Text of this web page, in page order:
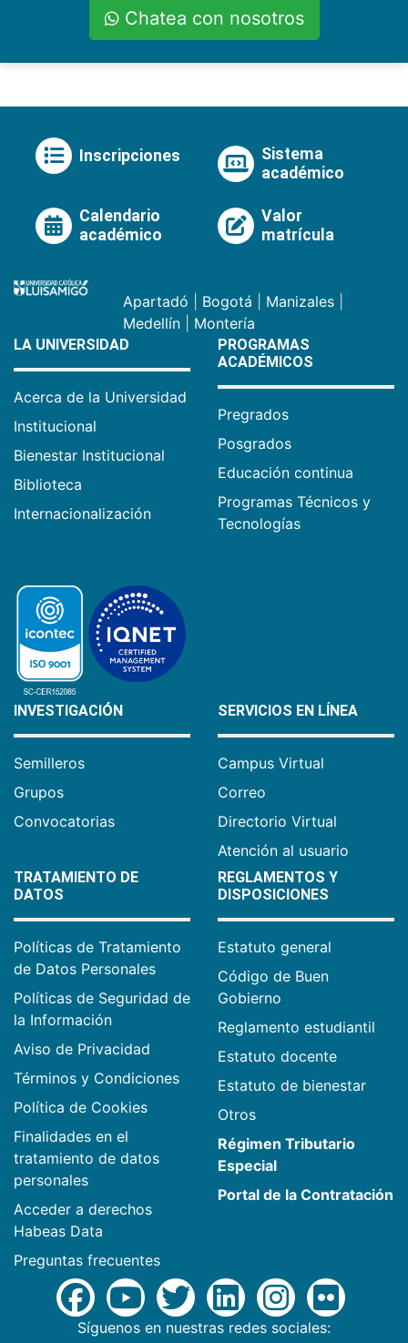
Chatea con nosotros
Inscripciones
Sistema
académico
Calendario
académico
Valor
matrícula
Apartadó Bogotá Manizales
Medellín
Montería
LA UNIVERSIDAD
Acerca de la Universidad
Institucional
Bienestar Institucional
Biblioteca
Internacionalización
PROGRAMAS
ACADÉMICOS
Pregrados
Posgrados
Educación continua
Programas Técnicos y
Tecnologías
INVESTIGACIÓN
Semilleros
Grupos
Convocatorias
SERVICIOS EN LÍNEA
Campus Virtual
Correo
Directorio Virtual
Atención al usuario
TRATAMIENTO DE
DATOS
Políticas de Tratamiento
de Datos Personales
Políticas de Seguridad de
la Información
Aviso de Privacidad
Términos y Condiciones
Política de Cookies
Finalidades en el
tratamiento de datos
personales
Acceder a derechos
Habeas Data
Preguntas frecuentes
REGLAMENTOS Y
DISPOSICIONES
Estatuto general
Código de Buen
Gobierno
Reglamento estudiantil
Estatuto docente
Estatuto de bienestar
Otros
Régimen Tributario
Especial
Portal de la Contratación
Síguenos en nuestras redes sociales: